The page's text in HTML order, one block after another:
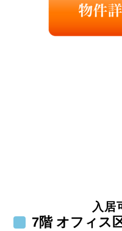
入居
7階 オフィス